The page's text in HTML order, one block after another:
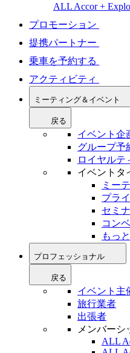
ALL Accor +
プロモーション
提携パートナー
乗車を予約する
アクティビティ
ミーティング＆イベント
戻る
イベント企
グループ予
ロイヤルテ
イベントタ
ミー
プラ
セミ
コン
もっ
プロフェッショナル
戻る
イベント主
旅行業者
出張者
メンバーシ
ALL